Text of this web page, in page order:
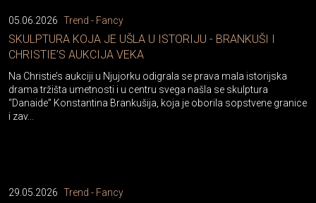
05.06.2026 Trend - Fancy
SKULPTURA KOJA JE UŠLA U ISTORIJU - BRANKUŠI I
CHRISTIE’S AUKCIJA VEKA
Na Christie’s aukciji u Njujorku odigrala se prava mala istorijska
drama tržišta umetnosti i u centru svega našla se skulptura
“Danaide” Konstantina Brankušija, koja je oborila sopstvene granice
i zav...
29.05.2026 Trend - Fancy